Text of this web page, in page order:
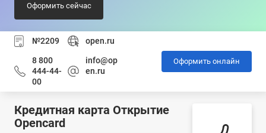
Оформить сейчас
№2209 open.ru
8 800
444-44-
00
info@op
en.ru
Оформить онлайн
Кредитная карта Открытие
Opencard